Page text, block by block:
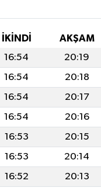
İKINDI AKŞAM
16:54 20:19
16:54 20:18
16:54 20:17
16:54 20:16
16:53 20:15
16:53 20:14
16:52 20:13